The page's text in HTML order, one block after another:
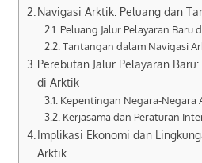
Navigasi Arktik: Peluang dan
Peluang Jalur Pelayaran Baru
Tantangan dalam Navigasi
Perebutan Jalur Pelayaran
di Arktik
Kepentingan Negara-Negara
Kerjasama dan Peraturan
Implikasi Ekonomi dan
Arktik